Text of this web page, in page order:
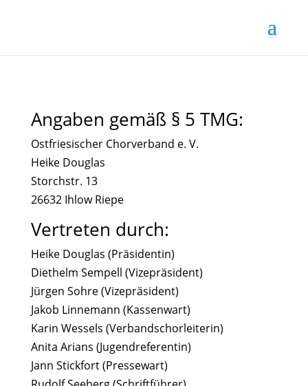
Angaben gemäß § 5 TMG:
Ostfriesischer Chorverband e. V.
Heike Douglas
Storchstr. 13
26632 Ihlow Riepe
Vertreten durch:
Heike Douglas (Präsidentin)
Diethelm Sempell (Vizepräsident)
Jürgen Sohre (Vizepräsident)
Jakob Linnemann (Kassenwart)
Karin Wessels (Verbandschorleiterin)
Anita Arians (Jugendreferentin)
Jann Stickfort (Pressewart)